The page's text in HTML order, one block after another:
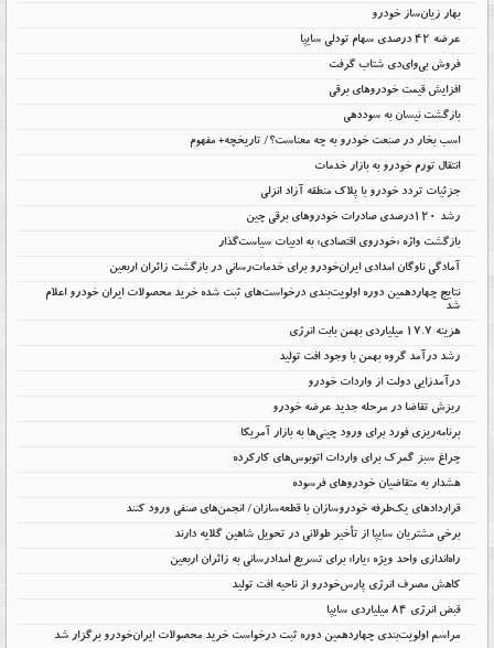
بهار زیان‌ساز خودرو
عرضه ۴۲ درصدی سهام تودلی سایپا
فروش بی‌وای‌دی شتاب گرفت
افزایش قیمت خودروهای برقی
بازگشت نیسان به سوددهی
اسب بخار در صنعت خودرو به چه معناست؟/ تاریخچه+ مفهوم
انتقال تورم خودرو به بازار خدمات
جزئیات تردد خودرو با پلاک منطقه آزاد انزلی
رشد ۱۲۰درصدی صادرات خودروهای برقی چین
بازگشت واژه «خودروی اقتصادی» به ادبیات سیاست‌گذار
آمادگی ناوگان امدادی ایران‌خودرو برای خدمات‌رسانی در بازگشت زائران اربعین
نتایج چهاردهمین دوره اولویت‌بندی درخواست‌های ثبت شده خرید محصولات ایران خودرو اعلام
شد
هزینه ۱۷.۷ میلیاردی بهمن بابت انرژی
رشد درآمد گروه بهمن با وجود افت تولید
درآمدزایی دولت از واردات خودرو
ریزش تقاضا در مرحله جدید عرضه خودرو
برنامه‌ریزی فورد برای ورود چینی‌ها به بازار آمریکا
چراغ سبز گمرک برای واردات اتوبوس‌های کارکرده
هشدار به متقاضیان خودروهای فرسوده
قراردادهای یک‌طرفه خودروسازان با قطعه‌سازان/ انجمن‌های صنفی ورود کنند
برخی مشتریان سایپا از تأخیر طولانی در تحویل شاهین گلایه دارند
راه‌اندازی واحد ویژه «یارا» برای تسریع امدادرسانی به زائران اربعین
کاهش مصرف انرژی پارس‌خودرو از ناحیه افت تولید
قبض انرژی ۸۴ میلیاردی سایپا
مراسم اولویت‌بندی چهاردهمین دوره ثبت درخواست خرید محصولات ایران‌خودرو برگزار شد